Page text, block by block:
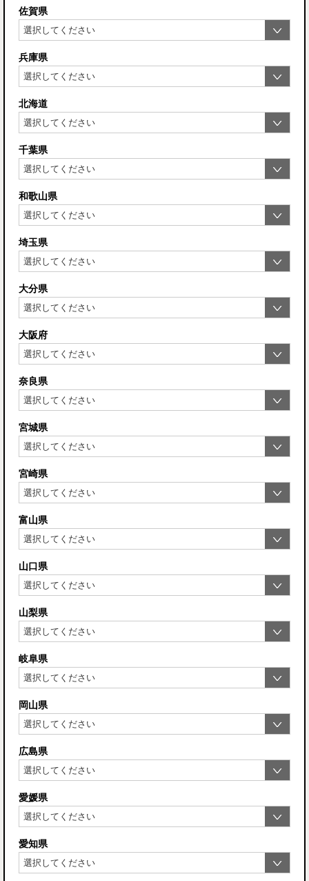
佐賀県
兵庫県
北海道
千葉県
和歌山県
埼玉県
大分県
大阪府
奈良県
宮城県
宮崎県
富山県
山口県
山梨県
岐阜県
岡山県
広島県
愛媛県
愛知県